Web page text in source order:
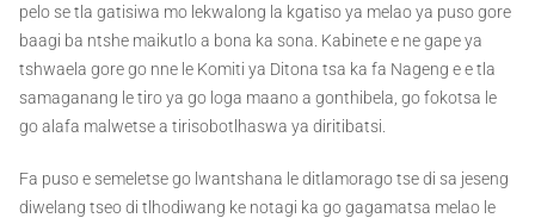
pelo se tla gatisiwa mo lekwalong la kgatiso ya melao ya puso gore
baagi ba ntshe maikutlo a bona ka sona. Kabinete e ne gape ya
tshwaela gore go nne le Komiti ya Ditona tsa ka fa Nageng e e tla
samaganang le tiro ya go loga maano a gonthibela, go fokotsa le
go alafa malwetse a tirisobotlhaswa ya diritibatsi.
Fa puso e semeletse go lwantshana le ditlamorago tse di sa jeseng
diwelang tseo di tlhodiwang ke notagi ka go gagamatsa melao le